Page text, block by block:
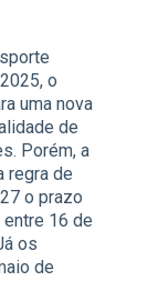
o
uma nova
de
Porém, a
regra de
o prazo
16 de
os
de